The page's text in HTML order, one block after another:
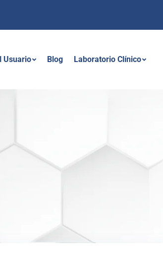
Usuario Blog Laboratorio Clínico